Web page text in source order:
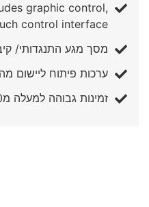
graphic control,
control interface
מסך מגע התנגדותי/
ערכות פיתוח ליישום
זמינות גבוהה למעלה מ10 שנים